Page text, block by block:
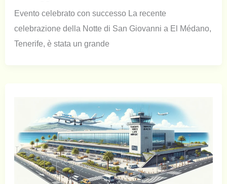
Evento celebrato con successo La recente
celebrazione della Notte di San Giovanni a El Médano,
Tenerife, è stata un grande